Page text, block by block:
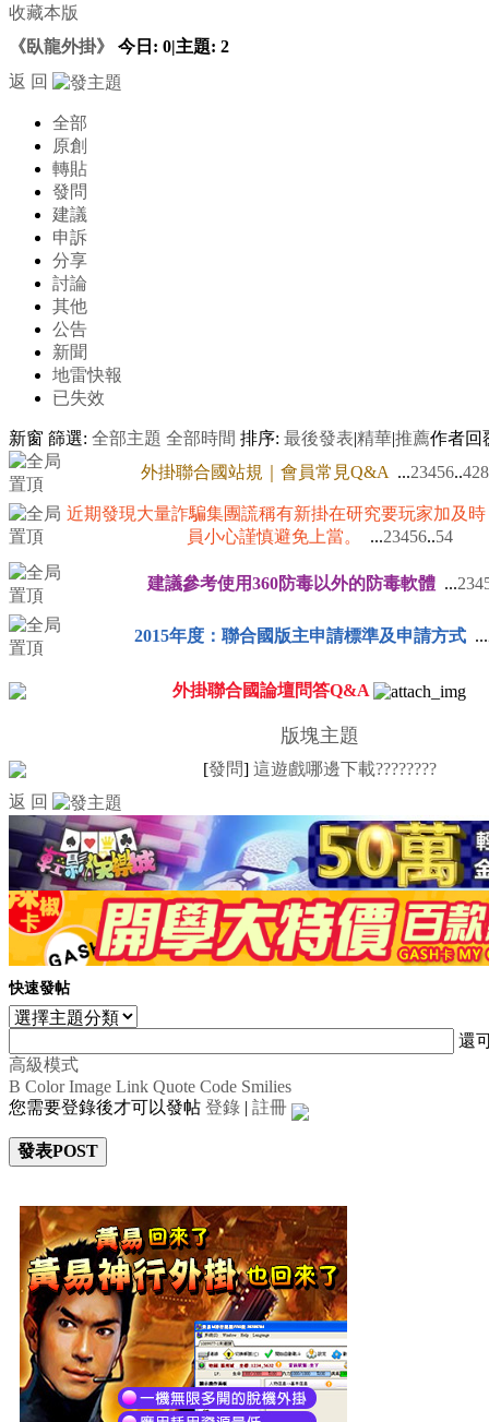
收藏本版
《臥龍外掛》
今日: 0|主題: 2
返 回
全部
原創
轉貼
發問
建議
申訴
分享
討論
其他
公告
新聞
地雷快報
已失效
新窗 篩選: 全部主題 全部時間 排序: 最後發表|精華|推薦作者回
外掛聯合國站規｜會員常見Q&A ...23456..
近期發現大量詐騙集團謊稱有新掛在研究要玩家加及
員小心謹慎避免上當。
...23456..54
建議參考使用360防毒以外的防毒軟體 ...234
2015年度：聯合國版主申請標準及申請方式 ...
外掛聯合國論壇問答Q&A
版塊主題
[發問] 這遊戲哪邊下載????????
返 回
快速發帖
還
高級模式
B Color Image Link Quote Code Smilies
您需要登錄後才可以發帖 登錄 | 註冊
發表POST